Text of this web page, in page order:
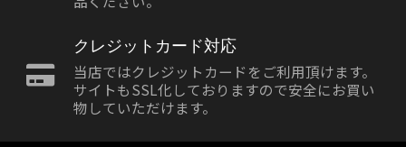
クレジットカード対応
当店ではクレジットカードをご利用頂けます。
サイトもSSL化しておりますので安全にお買い
物していただけます。